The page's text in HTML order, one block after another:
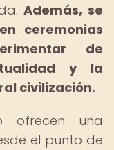
Además, se
ceremonias
de
y la
civilización.
ofrecen una
el punto de